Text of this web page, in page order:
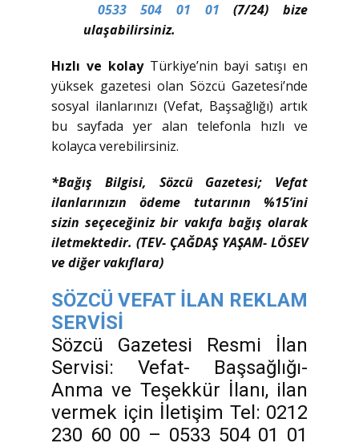
0533 504 01 01 (7/24) bize
ulaşabilirsiniz.
Hızlı ve kolayTürkiye’nin bayi satışı en
yüksek gazetesi olan Sözcü Gazetesi’nde
sosyal ilanlarınızı (Vefat, Başsağlığı) artık
bu sayfada yer alan telefonla hızlı ve
kolayca verebilirsiniz.
*Bağış Bilgisi, Sözcü Gazetesi; Vefat
ilanlarınızın ödeme tutarının %15’ini
sizin seçeceğiniz bir vakıfa bağış olarak
iletmektedir. (TEV- ÇAĞDAŞ YAŞAM- LÖSEV
ve diğer vakıflara)
SÖZCÜ VEFAT İLAN REKLAM
SERVİSİ
Sözcü Gazetesi Resmi İlan
Servisi: Vefat- Başsağlığı-
Anma ve Teşekkür İlanı, ilan
vermek için İletişim Tel: 0212
230 60 00 – 0533 504 01 01